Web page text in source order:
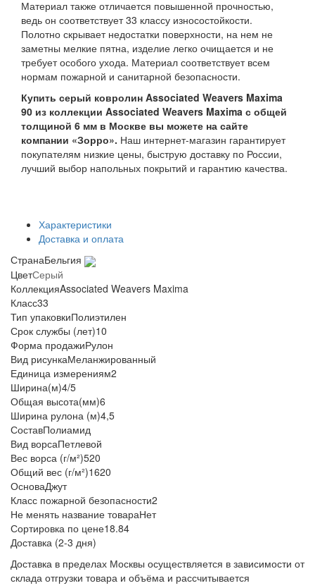
Материал также отличается повышенной прочностью,
ведь он соответствует 33 классу износостойкости.
Полотно скрывает недостатки поверхности, на нем не
заметны мелкие пятна, изделие легко очищается и не
требует особого ухода. Материал соответствует всем
нормам пожарной и санитарной безопасности.
Купить серый ковролин Associated Weavers Maxima
90 из коллекции Associated Weavers Maxima с общей
толщиной 6 мм в Москве вы можете на сайте
компании «Зорро». Наш интернет-магазин гарантирует
покупателям низкие цены, быструю доставку по России,
лучший выбор напольных покрытий и гарантию качества.
Характеристики
Доставка и оплата
СтранаБельгия
ЦветСерый
КоллекцияAssociated Weavers Maxima
Класс33
Тип упаковкиПолиэтилен
Срок службы (лет)10
Форма продажиРулон
Вид рисункаМеланжированный
Единица измерениям2
Ширина(м)4/5
Общая высота(мм)6
Ширина рулона (м)4,5
СоставПолиамид
Вид ворсаПетлевой
Вес ворса (г/м²)520
Общий вес (г/м²)1620
ОсноваДжут
Класс пожарной безопасности2
Не менять название товараНет
Сортировка по цене18.84
Доставка (2-3 дня)
Доставка в пределах Москвы осуществляется в зависимости от
склада отгрузки товара и объёма и рассчитывается